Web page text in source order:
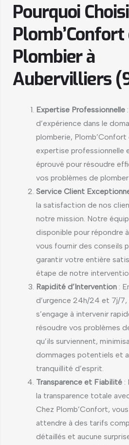
Pourquoi
Plombier à
Aubervilliers
Expertise Professionnelle
d’expérience dans le
plomberie, Plomb’Confort
expertise professionnelle
éprouvé pour résoudre
vos problèmes de
Service Client
la satisfaction de nos
notre mission. Notre
disponible pour répondre
vous fournir des conseils
garantir votre entière
étape de notre
Rapidité d’Intervention :
d’urgence 24h/24 et 7j/7,
s’engage à intervenir
résoudre vos problèmes
qu’ils surviennent,
dommages potentiels et
tranquillité d’esprit.
Transparence et Fiabilité :
la transparence totale
Chez Plomb’Confort,
attendre à des tarifs
détaillés et aucune